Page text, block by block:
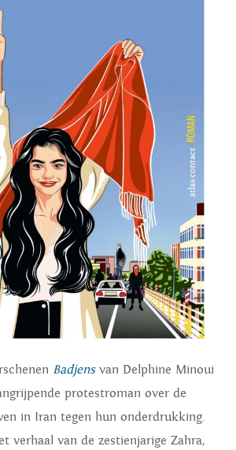
Badjens van Delphine Minoui
protestroman over de
in Iran tegen hun onderdrukking.
verhaal van de zestienjarige Zahra,